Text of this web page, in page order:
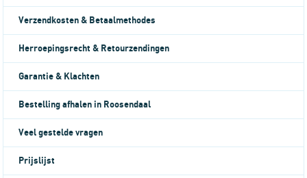
Verzendkosten & Betaalmethodes
Herroepingsrecht & Retourzendingen
Garantie & Klachten
Bestelling afhalen in Roosendaal
Veel gestelde vragen
Prijslijst